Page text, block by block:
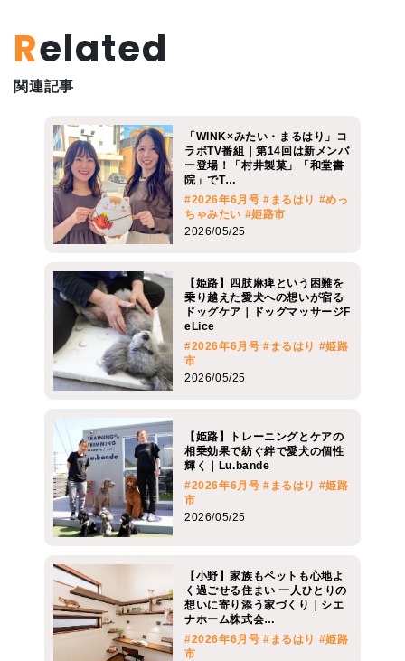
Related
関連記事
「WINK×みたい・まるはり」コ
ラボTV番組｜第14回は新メンバ
ー登場！「村井製菓」「和堂書
院」でT…
#2026年6月号 #まるはり #めっ
ちゃみたい #姫路市
2026/05/25
【姫路】四肢麻痺という困難を
乗り越えた愛犬への想いが宿る
ドッグケア｜ドッグマッサージF
eLice
#2026年6月号 #まるはり #姫路
市
2026/05/25
【姫路】トレーニングとケアの
相乗効果で紡ぐ絆で愛犬の個性
輝く｜Lu.bande
#2026年6月号 #まるはり #姫路
市
2026/05/25
【小野】家族もペットも心地よ
く過ごせる住まい 一人ひとりの
想いに寄り添う家づくり｜シエ
ナホーム株式会…
#2026年6月号 #まるはり #姫路
市